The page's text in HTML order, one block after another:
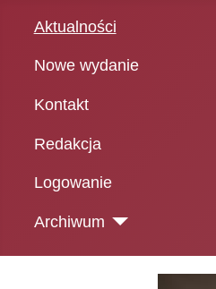
Aktualności
Nowe wydanie
Kontakt
Redakcja
Logowanie
Archiwum